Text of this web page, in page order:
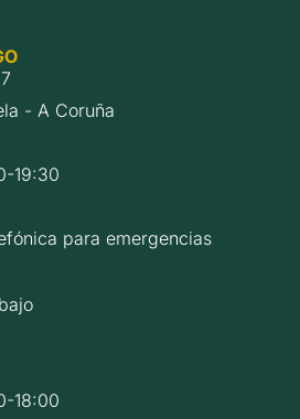
- A Coruña
19:30
para emergencias
18:00